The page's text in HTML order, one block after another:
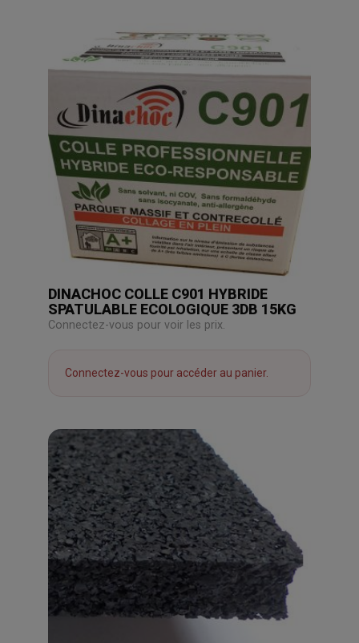
DINACHOC COLLE C901 HYBRIDE
SPATULABLE ECOLOGIQUE 3DB 15KG
Connectez-vous pour voir les prix.
Connectez-vous pour accéder au panier.